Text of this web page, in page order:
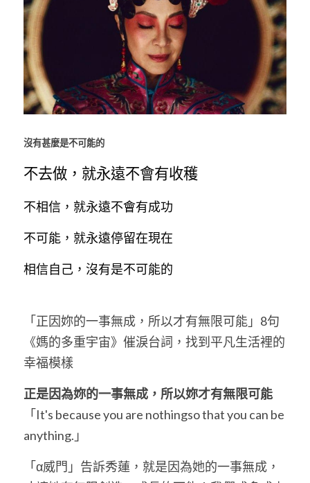
沒有甚麼是不可能的
不去做，就永遠不會有收穫
不相信，就永遠不會有成功
不可能，就永遠停留在現在
相信自己，沒有是不可能的
「正因妳的一事無成，所以才有無限可能」8句
《媽的多重宇宙》催淚台詞，找到平凡生活裡的
幸福模樣
正是因為妳的一事無成，所以妳才有無限可能
「It's because you are nothingso that you can be
anything.」
「α威門」告訴秀蓮，就是因為她的一事無成，